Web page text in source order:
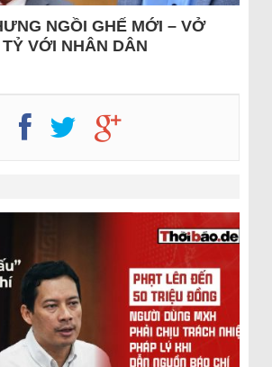
NGỒI GHẾ MỚI – VỞ
VỚI NHÂN DÂN